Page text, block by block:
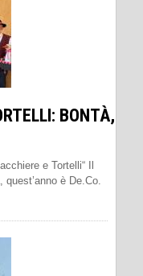
BONTÀ,
e Tortelli“ Il
è De.Co.